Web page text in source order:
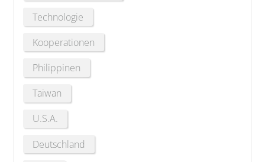
Technologie
Kooperationen
Philippinen
Taiwan
U.S.A.
Deutschland